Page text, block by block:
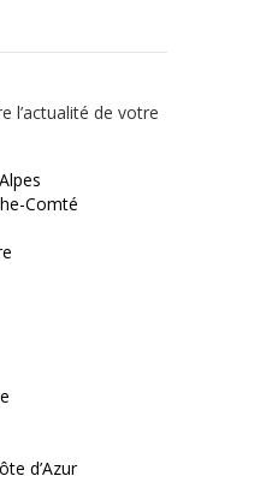
l’actualité de votre
Comté
d’Azur